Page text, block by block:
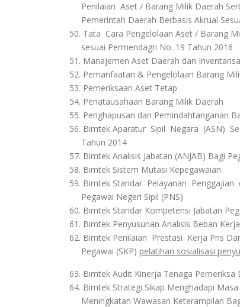
Penilaian Aset / Barang Milik Daerah
Pemerintah Daerah Berbasis Akrual
50. Tata Cara Pengelolaan Aset / Barang
sesuai Permendagri No. 19 Tahun 2016
51. Manajemen Aset Daerah dan
52. Pemanfaatan & Pengelolaan Barang
53. Pemeriksaan Aset Tetap
54. Penatausahaan Barang Milik Daerah
55. Penghapusan dan Pemindahtanganan
56. Bimtek Aparatur Sipil Negara (ASN)
Tahun 2014
57. Bimtek Analisis Jabatan (ANJAB) Bagi
58. Bimtek Sistem Mutasi Kepegawaian
59. Bimtek Standar Pelayanan Penggajian
Pegawai Negeri Sipil (PNS)
60. Bimtek Standar Kompetensi Jabatan
61. Bimtek Penyusunan Analisis Beban
62. Bimtek Penilaian Prestasi Kerja Pns
Pegawai (SKP) pelatihan sosialisasi
63. Bimtek Audit Kinerja Tenaga Pemeriksa
64. Bimtek Strategi Sikap Menghadapi
Meningkatan Wawasan Keterampilan